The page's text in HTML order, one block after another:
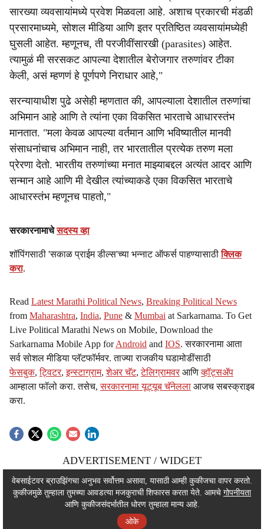
सारख्या व्यवसायांमध्ये प्रवेश मिळवला आहे. अशाच प्रकारची मंडळी
प्रसारमाध्यमे, सोशल मीडिया आणि इतर प्रतिष्ठित व्यवसायांमध्येही
घुसली आहेत. म्हणूनच, ती परजीवींसारखी (parasites) आहेत.
त्यामुळं मी सरसकट आपल्या देशातील बेरोजगार तरुणांवर टीका
केली, असं म्हणणं हे पूर्णपणे निराधार आहे,"
सरन्यायाधीश पुढे असेही म्हणतात की, आपल्याला देशातील तरुणांचा
अभिमान आहे आणि ते त्यांना एका विकसित भारताचे आधारस्तंभ
मानतात. "मला केवळ आपल्या वर्तमान आणि भविष्यातील मानवी
संसाधनांचाच अभिमान नाही, तर भारतातील प्रत्येक तरुण मला
प्रेरणा देतो. भारतीय तरुणांच्या मनात माझ्याबद्दल अत्यंत आदर आणि
सन्मान आहे आणि मी देखील त्यांच्याकडे एका विकसित भारताचे
आधारस्तंभ म्हणूनच पाहतो,"
सरकारनामाचेसदस्य व्हा
शॉपिंगसाठी 'सकाळ प्राईम डील्स'च्या भन्नाट ऑफर्स पाहण्यासाठीक्लिक
करा.
Read Latest Marathi Political News, Breaking Political News
from Maharashtra, India, Pune & Mumbai at Sarkarnama. To Get
Live Political Marathi News on Mobile, Download the
Sarkarnama Mobile App forAndroid and IOS. सरकारनामा आता
सर्व सोशल मीडिया प्लॅटफॉर्मवर. ताज्या राजकीय घडामोडींसाठी
फेसबुक,ट्विटर,इन्स्टाग्राम,शेअर चॅट,टेलिग्रामवर आणिव्हॉट्सॲप
आम्हाला फॉलो करा. तसेच,सरकारनामा यूट्यूब चॅनेलला आजच सबस्क्राइब
करा.
ADVERTISEMENT / WIDGET
ADVERTISEMENT / WIDGET
ADVERTISEMENT / WIDGET
वेबसाईटवर ब्राउझिंगचा अनुभव सर्वोत्तम असावा, यासाठी आम्ही कुकीजचा वापर करतो.
कुकीजमुळे तुम्हाला तुमच्या आवडत्या मजकुराची शिफारस करता येते. आमचे गोपनीयता
आणि कुकीजसंदर्भातील धोरण तुम्हाला मान्य आहे.
ओके